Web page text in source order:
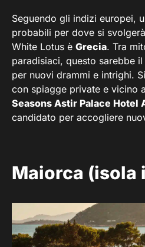
Seguendo gli indizi europei,
probabili per dove si
White Lotus è Grecia. Tra
paradisiaci, questo sarebbe
per nuovi drammi e intrighi.
con spiagge private e vicino
Seasons Astir Palace Hotel
candidato per accogliere
Maiorca (isola